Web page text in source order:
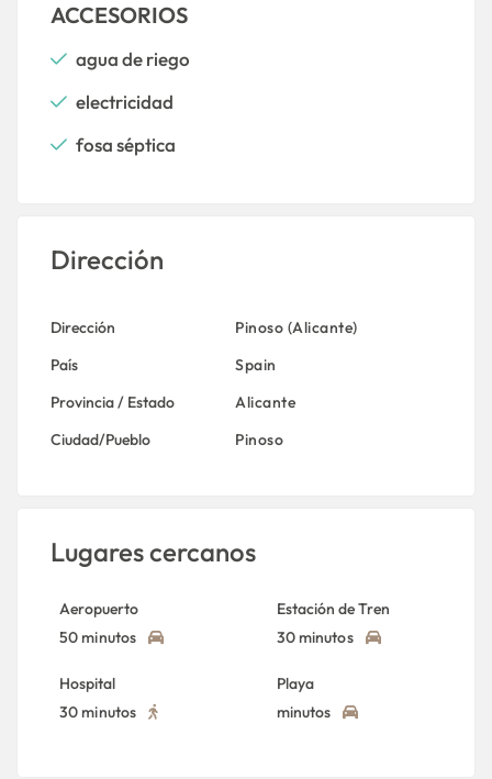
ACCESORIOS
agua de riego
electricidad
fosa séptica
Dirección
Dirección
Pinoso (Alicante)
País
Spain
Provincia / Estado
Alicante
Ciudad/Pueblo
Pinoso
Lugares cercanos
Aeropuerto
50 minutos
Estación de Tren
30 minutos
Hospital
30 minutos
Playa
minutos